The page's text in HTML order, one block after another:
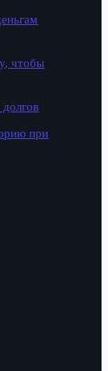
чтобы
долгов
при